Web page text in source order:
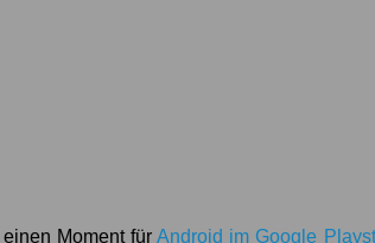
Moment fürAndroid im Google